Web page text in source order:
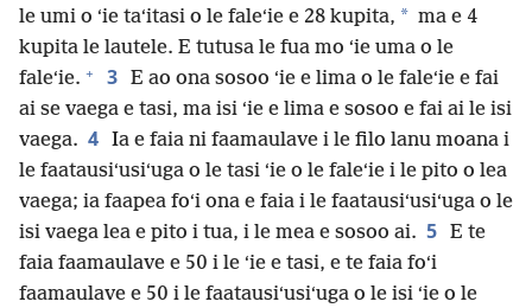
le umi o ʻie taʻitasi o le faleʻie e 28 kupita, * ma e 4
kupita le lautele. E tutusa le fua mo ʻie uma o le
faleʻie. + 3 E ao ona sosoo ʻie e lima o le faleʻie e fai
ai se vaega e tasi, ma isi ʻie e lima e sosoo e fai ai le isi
vaega. 4 Ia e faia ni faamaulave i le filo lanu moana i
le faatausiʻusiʻuga o le tasi ʻie o le faleʻie i le pito o lea
vaega; ia faapea foʻi ona e faia i le faatausiʻusiʻuga o le
isi vaega lea e pito i tua, i le mea e sosoo ai. 5 E te
faia faamaulave e 50 i le ʻie e tasi, e te faia foʻi
faamaulave e 50 i le faatausiʻusiʻuga o le isi ʻie o le